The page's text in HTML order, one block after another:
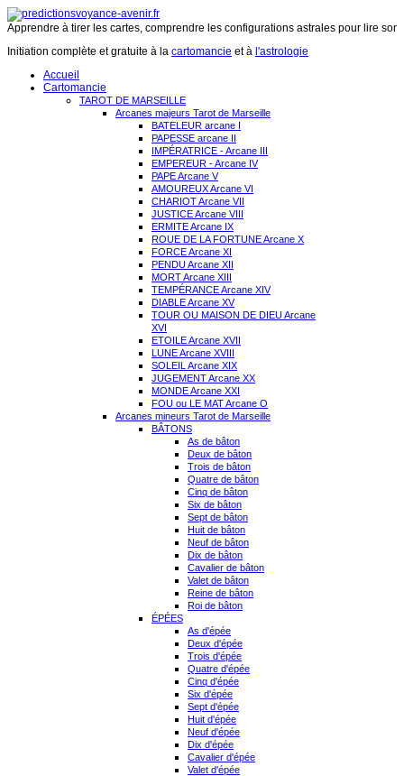
Apprendre à tirer les cartes, comprendre les configurations astrales pour lire
Initiation complète et gratuite à la cartomancie et à l'astrologie
Accueil
Cartomancie
TAROT DE MARSEILLE
Arcanes majeurs Tarot de Marseille
BATELEUR arcane I
PAPESSE arcane II
IMPÉRATRICE - Arcane III
EMPEREUR - Arcane IV
PAPE Arcane V
AMOUREUX Arcane VI
CHARIOT Arcane VII
JUSTICE Arcane VIII
ERMITE Arcane IX
ROUE DE LA FORTUNE Arcane X
FORCE Arcane XI
PENDU Arcane XII
MORT Arcane XIII
TEMPÉRANCE Arcane XIV
DIABLE Arcane XV
TOUR OU MAISON DE DIEU Arcane
XVI
ETOILE Arcane XVII
LUNE Arcane XVIII
SOLEIL Arcane XIX
JUGEMENT Arcane XX
MONDE Arcane XXI
FOU ou LE MAT Arcane O
Arcanes mineurs Tarot de Marseille
BÂTONS
As de bâton
Deux de bâton
Trois de bâton
Quatre de bâton
Cinq de bâton
Six de bâton
Sept de bâton
Huit de bâton
Neuf de bâton
Dix de bâton
Cavalier de bâton
Valet de bâton
Reine de bâton
Roi de bâton
ÉPÉES
As d'épée
Deux d'épée
Trois d'épée
Quatre d'épée
Cinq d'épée
Six d'épée
Sept d'épée
Huit d'épée
Neuf d'épée
Dix d'épée
Cavalier d'épée
Valet d'épée